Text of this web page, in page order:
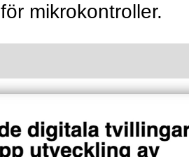
mikrokontroller.